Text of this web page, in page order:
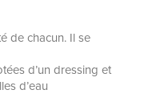
de chacun. Il se
d’un dressing et
d’eau